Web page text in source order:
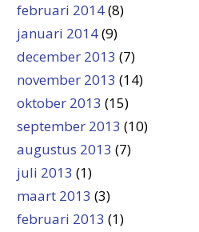
februari 2014(8)
januari 2014(9)
december 2013 (7)
november 2013 (14)
oktober 2013 (15)
september 2013 (10)
augustus 2013 (7)
juli 2013 (1)
maart 2013 (3)
februari 2013 (1)